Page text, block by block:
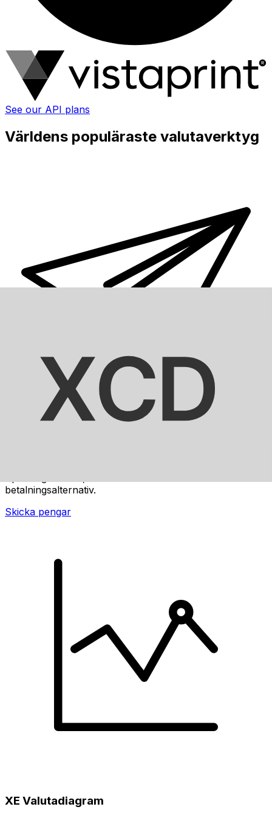
See our API plans
Världens populäraste valutaverktyg
betalningsalternativ.
Skicka pengar
XE Valutadiagram